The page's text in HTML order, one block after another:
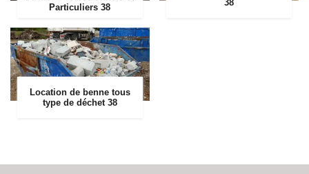
Particuliers 38
38
Location de benne tous
type de déchet 38